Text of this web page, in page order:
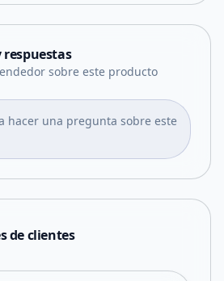
respuestas
sobre este producto
hacer una pregunta sobre este
de clientes